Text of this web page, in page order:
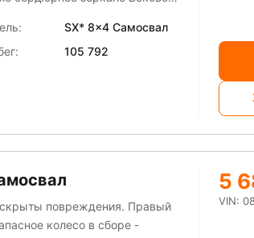
зеркало с ле-вой стороны
Стекло
SX* 8x4 Самосвал
105 792
повреждения. Правый
колесо в сборе -
5
VIN: